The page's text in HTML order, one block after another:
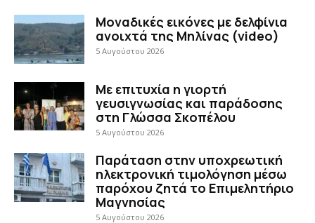
Μοναδικές εικόνες με δελφίνια
ανοιχτά της Μηλίνας (video)
5 Αυγούστου 2026
Με επιτυχία η γιορτή
γευσιγνωσίας και παράδοσης
στη Γλώσσα Σκοπέλου
5 Αυγούστου 2026
Παράταση στην υποχρεωτική
ηλεκτρονική τιμολόγηση μέσω
παρόχου ζητά το Επιμελητήριο
Μαγνησίας
5 Αυγούστου 2026